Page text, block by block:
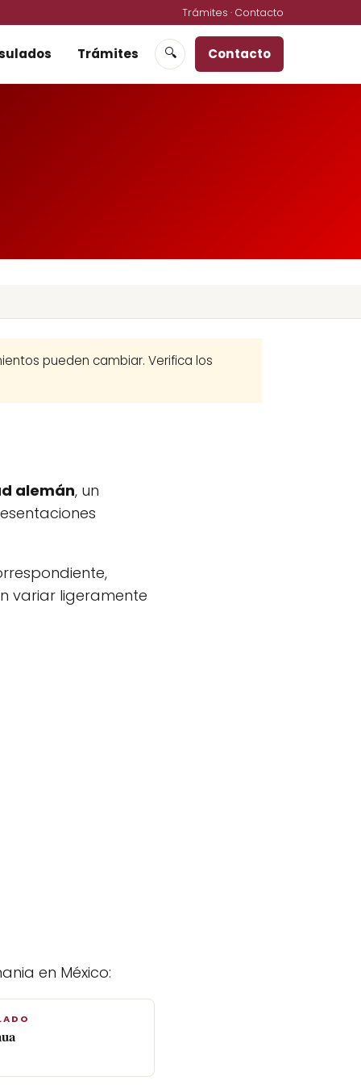
Trámites · Contacto
Trámites 🔍 Contacto
pueden cambiar. Verifica los
alemán, un
variar ligeramente
en México: